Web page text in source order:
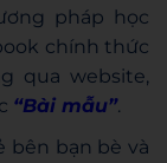
pháp học
chính thức
qua website,
“Bài mẫu”.
bên bạn bè và